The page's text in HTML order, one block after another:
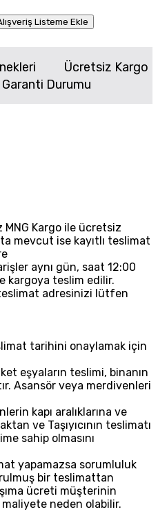
Listeme Ekle
Ücretsiz Kargo
Garanti Durumu
Kargo ile ücretsiz
mevcut ise kayıtlı teslimat
aynı gün, saat 12:00
kargoya teslim edilir.
adresinizi lütfen
tarihini onaylamak için
eşyaların teslimi, binanın
Asansör veya merdivenleri
kapı aralıklarına ve
ve Taşıyıcının teslimatı
sahip olmasını
yapamazsa sorumluluk
bir teslimattan
ücreti müşterinin
neden olabilir.